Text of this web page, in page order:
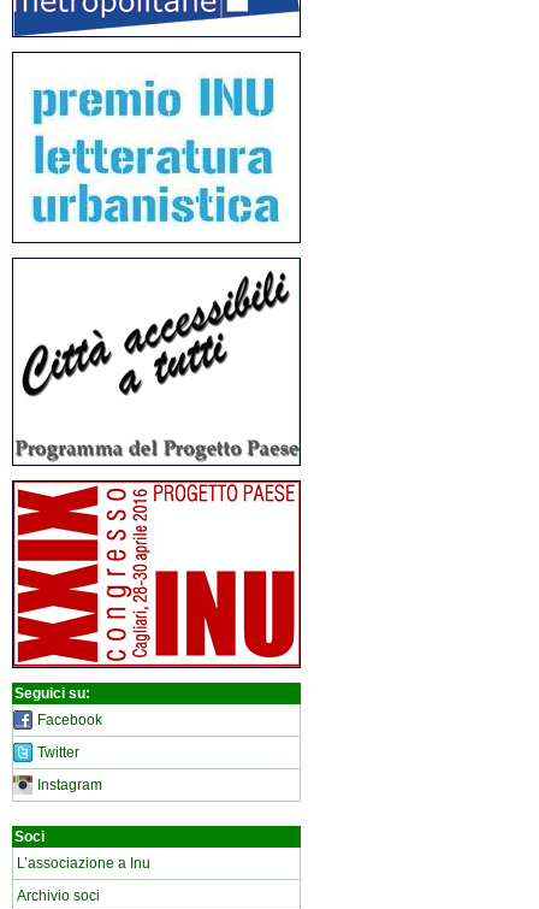
Seguici su:
Facebook
Twitter
Instagram
Soci
L’associazione a Inu
Archivio soci